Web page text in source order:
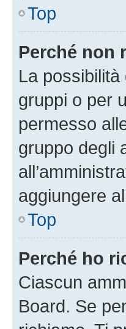
Top
Perché non
La
gruppi o per
permesso
gruppo degli
aggiungere
Top
Perché ho
Ciascun
Board. Se